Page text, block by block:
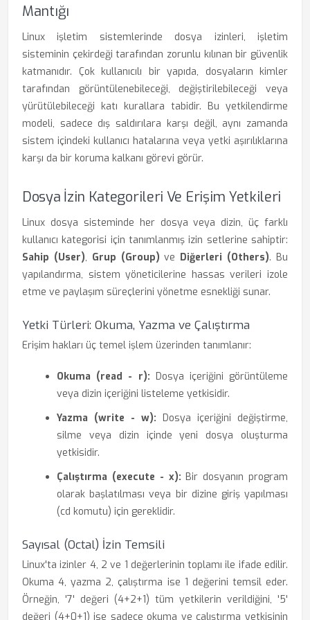
Mantığı
Linux işletim sistemlerinde dosya izinleri, işletim
sisteminin çekirdeği tarafından zorunlu kılınan bir güvenlik
katmanıdır. Çok kullanıcılı bir yapıda, dosyaların kimler
tarafından görüntülenebileceği, değiştirilebileceği veya
yürütülebileceği katı kurallara tabidir. Bu yetkilendirme
modeli, sadece dış saldırılara karşı değil, aynı zamanda
sistem içindeki kullanıcı hatalarına veya yetki aşırılıklarına
karşı da bir koruma kalkanı görevi görür.
Dosya İzin Kategorileri Ve Erişim Yetkileri
Linux dosya sisteminde her dosya veya dizin, üç farklı
kullanıcı kategorisi için tanımlanmış izin setlerine sahiptir:
Sahip (User), Grup (Group) ve Diğerleri (Others). Bu
yapılandırma, sistem yöneticilerine hassas verileri izole
etme ve paylaşım süreçlerini yönetme esnekliği sunar.
Yetki Türleri: Okuma, Yazma ve Çalıştırma
Erişim hakları üç temel işlem üzerinden tanımlanır:
Okuma (read - r): Dosya içeriğini görüntüleme
veya dizin içeriğini listeleme yetkisidir.
Yazma (write - w): Dosya içeriğini değiştirme,
silme veya dizin içinde yeni dosya oluşturma
yetkisidir.
Çalıştırma (execute - x): Bir dosyanın program
olarak başlatılması veya bir dizine giriş yapılması
(cd komutu) için gereklidir.
Sayısal (Octal) İzin Temsili
Linux'ta izinler 4, 2 ve 1 değerlerinin toplamı ile ifade edilir.
Okuma 4, yazma 2, çalıştırma ise 1 değerini temsil eder.
Örneğin, '7' değeri (4+2+1) tüm yetkilerin verildiğini, '5'
değeri (4+0+1) ise sadece okuma ve çalıştırma yetkisinin